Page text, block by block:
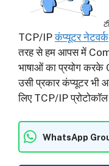
TCP/IPकंप्यूटर नेटवर्क
तरह से हम आपस में
भाषाओं का प्रयोग
उसी प्रकार कंप्यूटर
लिए TCP/IP
WhatsApp